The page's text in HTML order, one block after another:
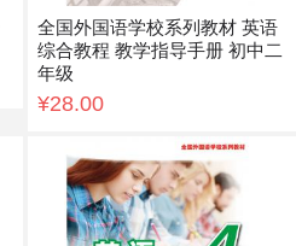
全国外国语学校系列教材 英语
综合教程 教学指导手册 初中二
年级
¥28.00